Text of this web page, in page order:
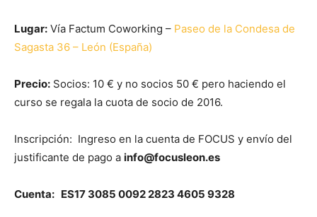
Lugar: Vía Factum Coworking – Paseo de la Condesa de
Sagasta 36 – León (España)
Precio: Socios: 10 € y no socios 50 € pero haciendo el
curso se regala la cuota de socio de 2016.
Inscripción: Ingreso en la cuenta de FOCUS y envío del
justificante de pago a info@focusleon.es
Cuenta: ES17 3085 0092 2823 4605 9328